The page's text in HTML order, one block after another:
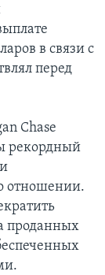
в связи с
перед
Chase
рекордный
отношении.
проданных